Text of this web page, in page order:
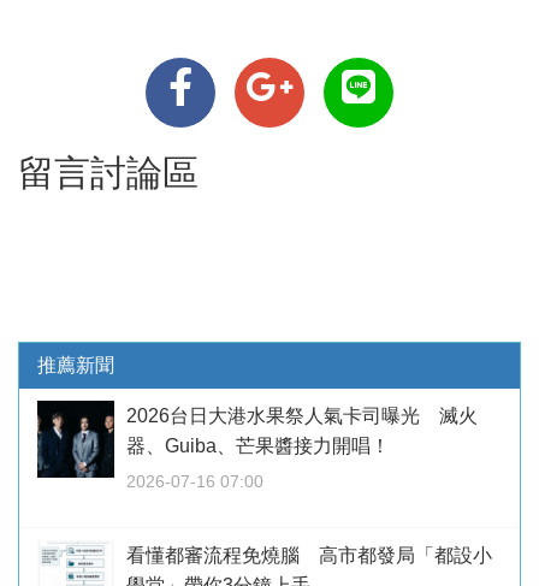
留言討論區
推薦新聞
2026台日大港水果祭人氣卡司曝光 滅火
器、Guiba、芒果醬接力開唱！
2026-07-16 07:00
看懂都審流程免燒腦 高市都發局「都設小